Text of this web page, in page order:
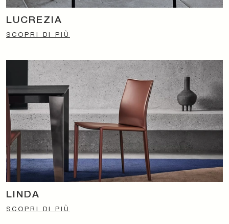
LUCREZIA
SCOPRI DI PIÙ
LINDA
SCOPRI DI PIÙ